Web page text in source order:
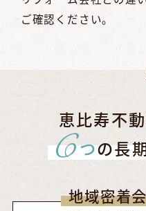
ご確認ください。
恵比寿不
6つの長
地域密着